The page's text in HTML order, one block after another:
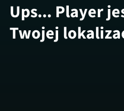
Ups... Player
Twojej